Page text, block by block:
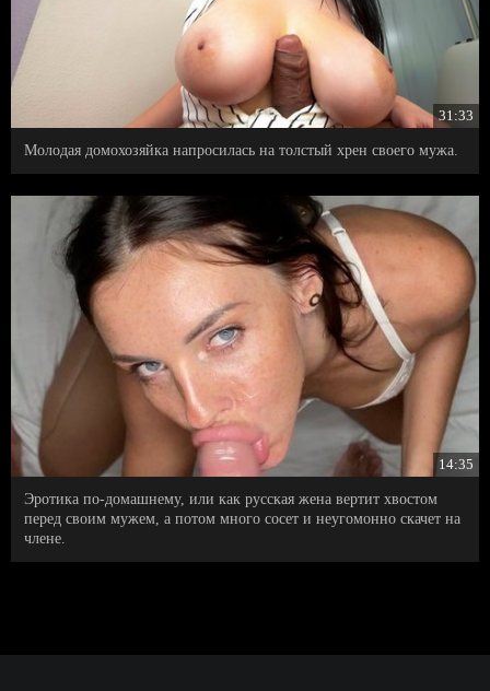
31:33
Молодая домохозяйка напросилась на толстый хрен своего мужа.
14:35
Эротика по-домашнему, или как русская жена вертит хвостом
перед своим мужем, а потом много сосет и неугомонно скачет на
члене.